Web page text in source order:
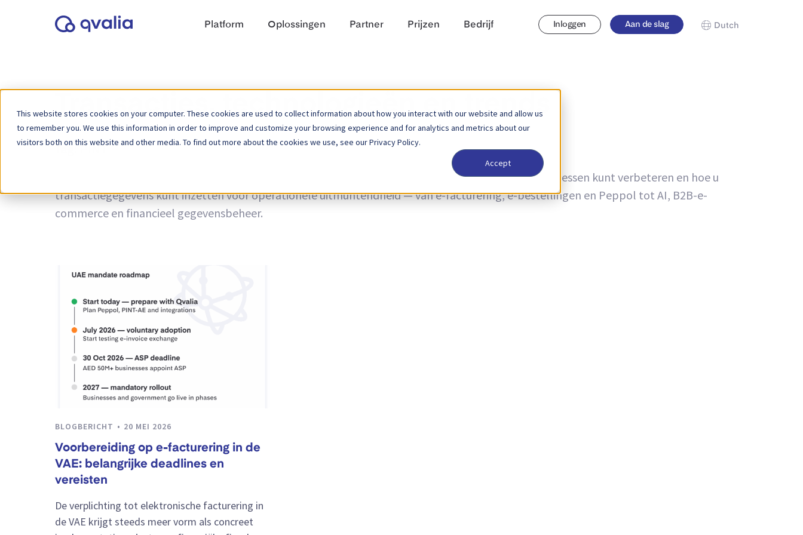
This website stores cookies on your computer. These cookies are used to collect information about how you interact with our website and allow us
to remember you. We use this information in order to improve and customize your browsing experience and for analytics and metrics about our
visitors both on this website and other media. To find out more about the cookies we use, see our Privacy Policy.
Accept
Platform Oplossingen Partner Prijzen Bedrijf Inloggen Aan de slag Dutch
Transacties, technologieën en trends
Inzichten in transacties, technologieën en trends, en nieuws over productupdates. Ontdek hoe u processen kunt verbeteren en hoe u
transactiegegevens kunt inzetten voor operationele uitmuntendheid — van e-facturering, e-bestellingen en Peppol tot AI, B2B-e-
commerce en financieel gegevensbeheer.
BLOGBERICHT 20 MEI 2026
Voorbereiding op e-facturering in de
VAE: belangrijke deadlines en
vereisten
De verplichting tot elektronische facturering in
de VAE krijgt steeds meer vorm als concreet